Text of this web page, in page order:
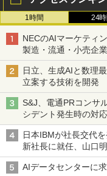
1時間 24
NECのAIマーケティ
製造・流通・小売企
日立、生成AIと数理
立案する技術を開発
S&J、電通PRコンサ
シデント発生時の対
ラムを提供
日本IBMが社長交代
新社長に就任、山口
AIデータセンターに